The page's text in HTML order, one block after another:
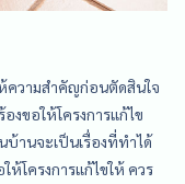
ความสำคัญก่อนตัดสินใจ
งขอให้โครงการแก้ไข
านจะเป็นเรื่องที่ทำได้
ห้โครงการแก้ไขให้ ควร